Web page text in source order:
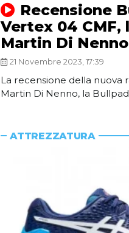
Recensione
Vertex 04 CMF,
Martin Di Nenno
21 Novembre 2023, 17:39
La recensione della nuova
Martin Di Nenno, la
ATTREZZATURA